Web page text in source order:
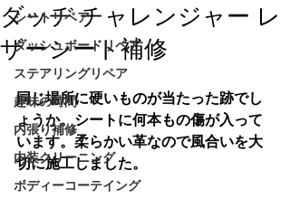
シートリペア
ダッシュボードリペア
ステアリングリペア
趣味の時間
内張り補修
内装クリーニング
ボディーコーテイング
ダッヂ チャレンジャー レ
ザーシート補修
同じ場所に硬いものが当たった跡でし
ょうか。シートに何本もの傷が入って
います。柔らかい革なので風合いを大
切に施工しました。